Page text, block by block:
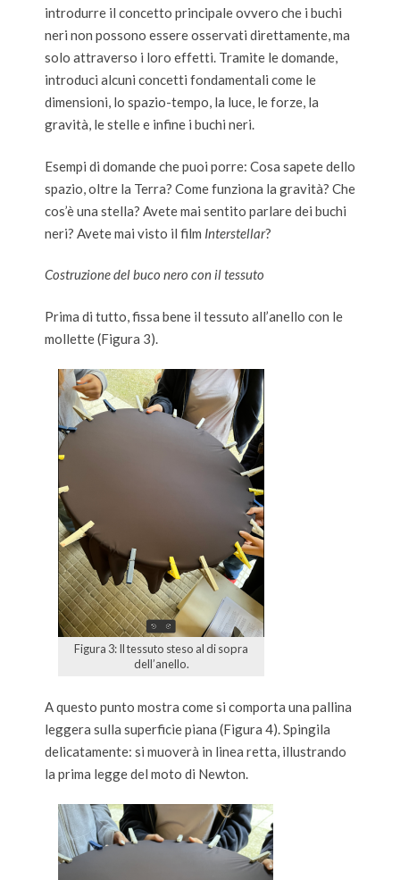
introdurre il concetto principale ovvero che i buchi
neri non possono essere osservati direttamente, ma
solo attraverso i loro effetti. Tramite le domande,
introduci alcuni concetti fondamentali come le
dimensioni, lo spazio-tempo, la luce, le forze, la
gravità, le stelle e infine i buchi neri.
Esempi di domande che puoi porre: Cosa sapete dello
spazio, oltre la Terra? Come funziona la gravità? Che
cos’è una stella? Avete mai sentito parlare dei buchi
neri? Avete mai visto il film Interstellar?
Costruzione del buco nero con il tessuto
Prima di tutto, fissa bene il tessuto all’anello con le
mollette (Figura 3).
Figura 3: Il tessuto steso al di sopra
dell’anello.
A questo punto mostra come si comporta una pallina
leggera sulla superficie piana (Figura 4). Spingila
delicatamente: si muoverà in linea retta, illustrando
la prima legge del moto di Newton.